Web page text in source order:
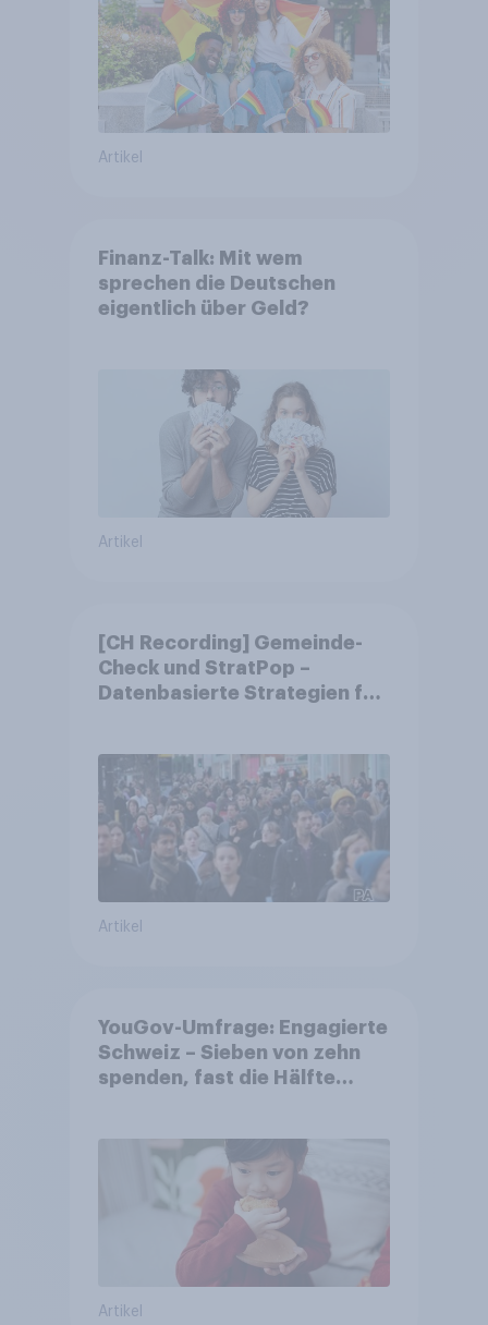
Artikel
Finanz-Talk: Mit wem
sprechen die Deutschen
eigentlich über Geld?
Artikel
[CH Recording] Gemeinde-
Check und StratPop –
Datenbasierte Strategien für
Artikel
YouGov-Umfrage: Engagierte
Schweiz – Sieben von zehn
spenden, fast die Hälfte
Artikel